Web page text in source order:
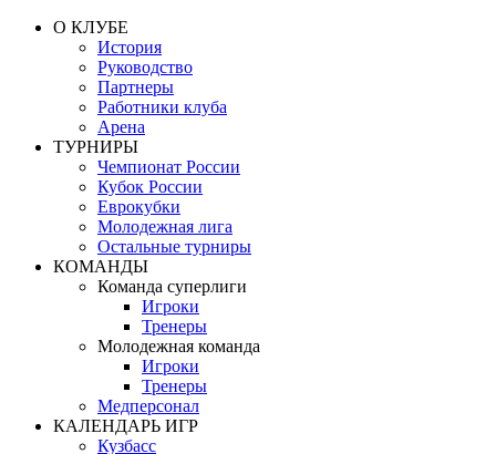
О КЛУБЕ
История
Руководство
Партнеры
Работники клуба
Арена
ТУРНИРЫ
Чемпионат России
Кубок России
Еврокубки
Молодежная лига
Остальные турниры
КОМАНДЫ
Команда суперлиги
Игроки
Тренеры
Молодежная команда
Игроки
Тренеры
Медперсонал
КАЛЕНДАРЬ ИГР
Кузбасс